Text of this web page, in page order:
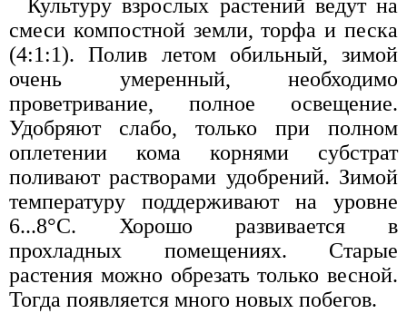
Культуру взрослых растений ведут на
смеси компостной земли, торфа и песка
(4:1:1). Полив летом обильный, зимой
очень умеренный, необходимо
проветривание, полное освещение.
Удобряют слабо, только при полном
оплетении кома корнями субстрат
поливают растворами удобрений. Зимой
температуру поддерживают на уровне
6...8°С. Хорошо развивается в
прохладных помещениях. Старые
растения можно обрезать только весной.
Тогда появляется много новых побегов.